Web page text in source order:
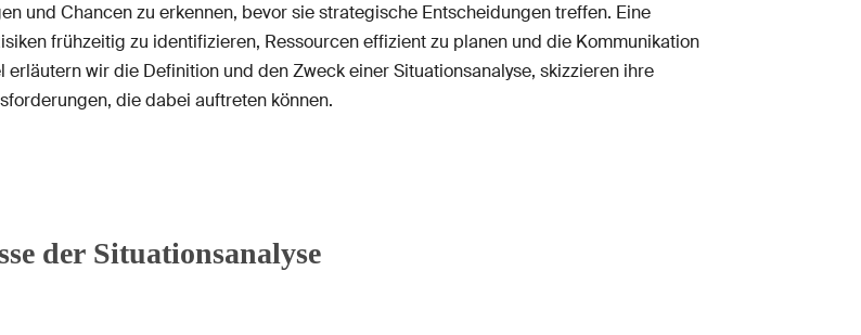
und Chancen zu erkennen, bevor sie strategische Entscheidungen treffen. Eine
frühzeitig zu identifizieren, Ressourcen effizient zu planen und die Kommunikation
wir die Definition und den Zweck einer Situationsanalyse, skizzieren ihre
die dabei auftreten können.